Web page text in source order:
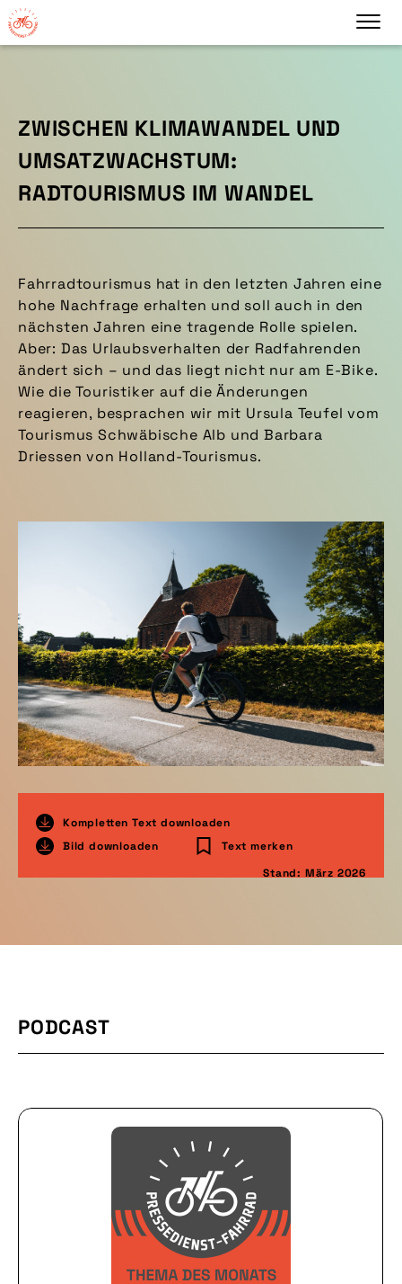
ZWISCHEN KLIMAWANDEL UND
UMSATZWACHSTUM:
RADTOURISMUS IM WANDEL
Fahrradtourismus hat in den letzten Jahren eine
hohe Nachfrage erhalten und soll auch in den
nächsten Jahren eine tragende Rolle spielen.
Aber: Das Urlaubsverhalten der Radfahrenden
ändert sich – und das liegt nicht nur am E-Bike.
Wie die Touristiker auf die Änderungen
reagieren, besprachen wir mit Ursula Teufel vom
Tourismus Schwäbische Alb und Barbara
Driessen von Holland-Tourismus.
Kompletten Text downloaden
Bild downloaden
Text merken
Stand: März 2026
PODCAST